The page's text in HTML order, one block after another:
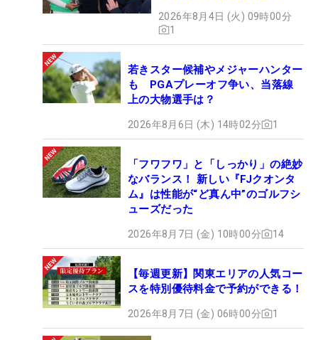
2026年8月4日 (火) 09時00分
1
若きスター候補やメジャーハンター
も PGAプレーオフ争い、当落線
上の大物選手は？
2026年8月6日 (木) 14時02分 1
「フワフワ」と「しっかり」の絶妙
なバランス！ 新しい『FJクオンタ
ム』は性能が“ど真ん中”のゴルフシ
ューズだった
2026年8月7日 (金) 10時00分 14
【毎週更新】関東エリアの人気コー
スを特別優待料金で予約ができる！
2026年8月7日 (金) 06時00分 1